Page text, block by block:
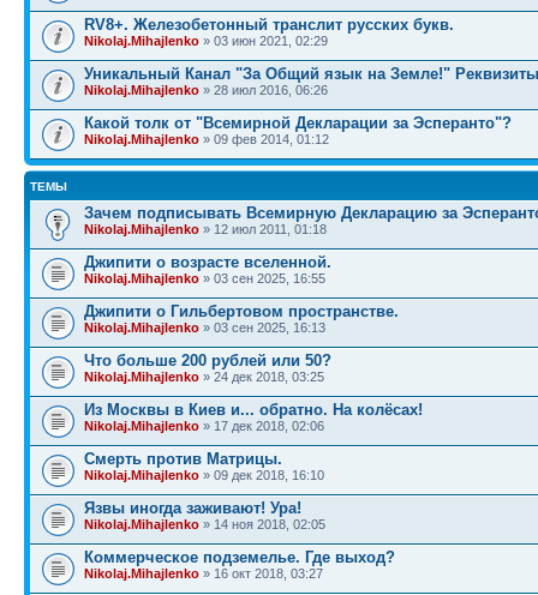
RV8+. Железобетонный транслит русских букв.
Nikolaj.Mihajlenko » 03 июн 2021, 02:29
Уникальный Канал "За Общий язык на Земле!"
Nikolaj.Mihajlenko » 28 июл 2016, 06:26
Какой толк от "Всемирной Декларации за Эсперанто"?
Nikolaj.Mihajlenko » 09 фев 2014, 01:12
ТЕМЫ
Зачем подписывать Всемирную Декларацию за
Nikolaj.Mihajlenko » 12 июл 2011, 01:18
Джипити о возрасте вселенной.
Nikolaj.Mihajlenko » 03 сен 2025, 16:55
Джипити о Гильбертовом пространстве.
Nikolaj.Mihajlenko » 03 сен 2025, 16:13
Что больше 200 рублей или 50?
Nikolaj.Mihajlenko » 24 дек 2018, 03:25
Из Москвы в Киев и... обратно. На колёсах!
Nikolaj.Mihajlenko » 17 дек 2018, 02:06
Смерть против Матрицы.
Nikolaj.Mihajlenko » 09 дек 2018, 16:10
Язвы иногда заживают! Ура!
Nikolaj.Mihajlenko » 14 ноя 2018, 02:05
Коммерческое подземелье. Где выход?
Nikolaj.Mihajlenko » 16 окт 2018, 03:27